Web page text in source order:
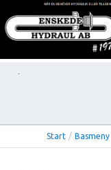
Start / Basmeny